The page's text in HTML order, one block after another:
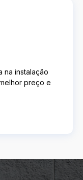
na instalação
preço e